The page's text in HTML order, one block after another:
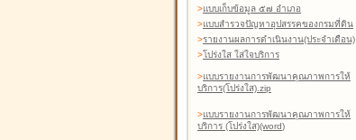
>แบบเก็บข้อมูล ๕๗ อำเภอ
>แบบสำรวจปัญหาอุปสรรคของกรมที่ดิน
>รายงานผลการดำเนินงาน(ประจำเดือน)
>โปร่งใส ใส่ใจบริการ
>แบบรายงานการพัฒนาคุณภาพการให้
บริการ(โปร่งใส).zip
>แบบรายงานการพัฒนาคุณภาพการให้
บริการ (โปร่งใส)(word)